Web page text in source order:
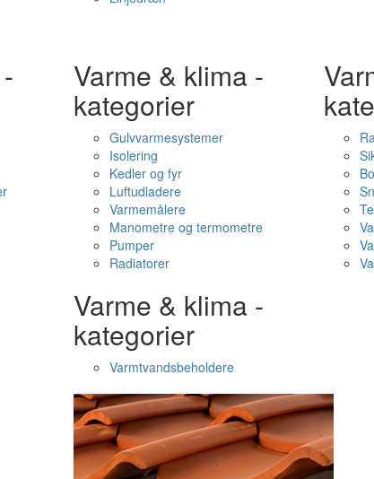
Varme & klima -
kategorier
Gulvvarmesystemer
Isolering
Kedler og fyr
Luftudladere
Varmemålere
Manometre og termometre
Pumper
Radiatorer
Varme & klima -
kategorier
Varmtvandsbeholdere